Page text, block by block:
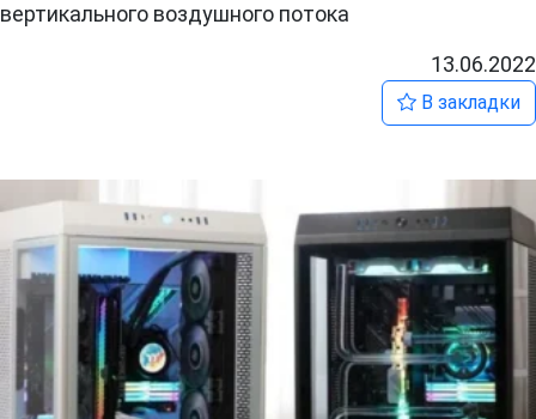
вертикального воздушного потока
13.06.2022
В закладки